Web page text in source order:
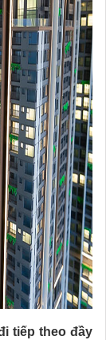
tiếp theo đầy